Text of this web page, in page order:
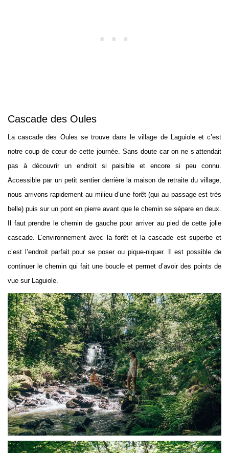
Cascade des Oules
La cascade des Oules se trouve dans le village de Laguiole et c’est
notre coup de cœur de cette journée. Sans doute car on ne s’attendait
pas à découvrir un endroit si paisible et encore si peu connu.
Accessible par un petit sentier derrière la maison de retraite du village,
nous arrivons rapidement au milieu d’une forêt (qui au passage est très
belle) puis sur un pont en pierre avant que le chemin se sépare en deux.
Il faut prendre le chemin de gauche pour arriver au pied de cette jolie
cascade. L’environnement avec la forêt et la cascade est superbe et
c’est l’endroit parfait pour se poser ou pique-niquer. Il est possible de
continuer le chemin qui fait une boucle et permet d’avoir des points de
vue sur Laguiole.